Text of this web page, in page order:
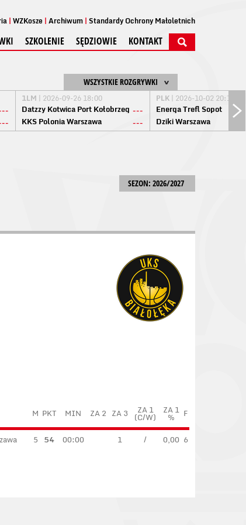
WZKosze Archiwum Standardy Ochrony Małoletnich
SZKOLENIE SĘDZIOWIE KONTAKT
WSZYSTKIE ROZGRYWKI
1LM | 2026-09-26 18:00
Datzzy Kotwica Port Kołobrzeg ---
KKS Polonia Warszawa
---
PLK | 2026-10-02 20:15
Energa Trefl Sopot
Dziki Warszawa
SEZON: 2026/2027
M PKT MIN ZA 2 ZA 3 ZA 1
(C/W)
ZA 1
% F
5 54 00:00 1 / 0,00 6